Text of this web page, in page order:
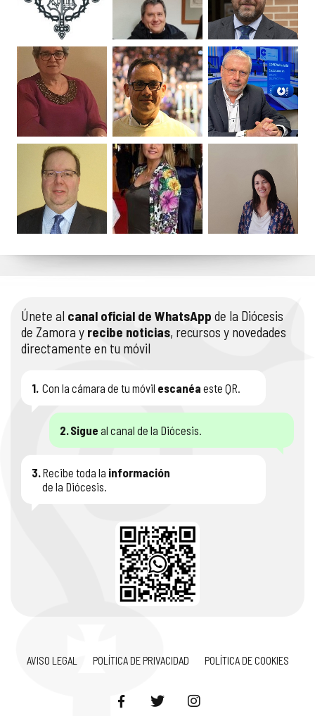
Únete al canal oficial de WhatsApp de la Diócesis
de Zamora y recibe noticias, recursos y novedades
directamente en tu móvil
1. Con la cámara de tu móvil escanéa este QR.
2. Sigue al canal de la Diócesis.
3. Recibe toda la información
de la Diócesis.
AVISO LEGAL POLÍTICA DE PRIVACIDAD POLÍTICA DE COOKIES